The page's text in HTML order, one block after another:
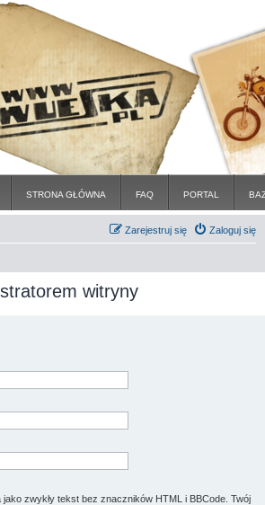
STRONA GŁÓWNA FAQ PORTAL
Zaloguj się
Zarejestruj się
witryny
jako zwykły tekst bez znaczników HTML i BBCode. Twój